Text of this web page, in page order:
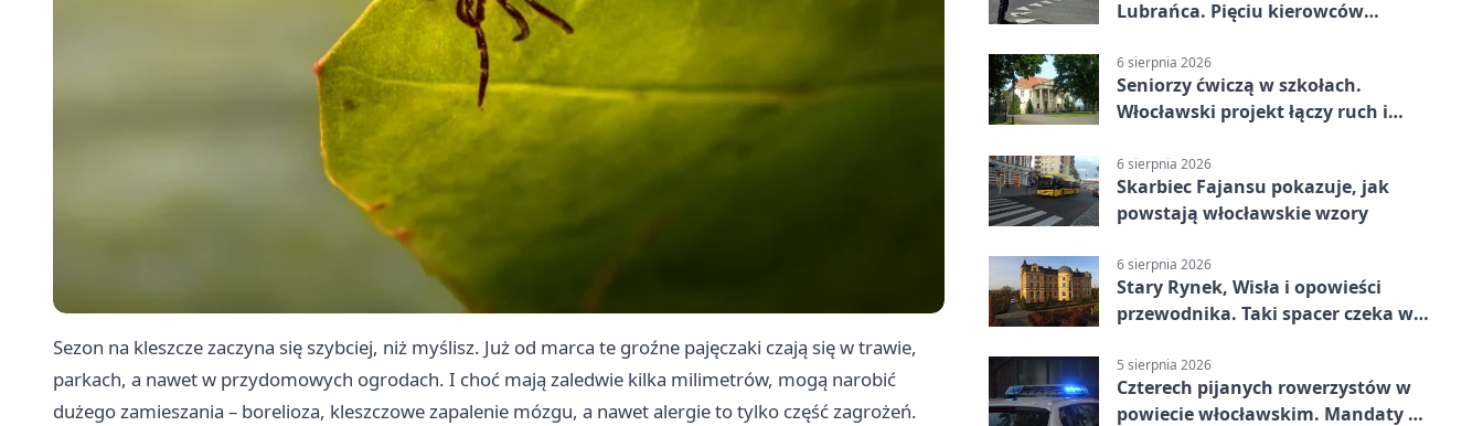
Sezon na kleszcze zaczyna się szybciej, niż myślisz. Już od marca te groźne pajęczaki czają się w trawie,
parkach, a nawet w przydomowych ogrodach. I choć mają zaledwie kilka milimetrów, mogą narobić
dużego zamieszania – borelioza, kleszczowe zapalenie mózgu, a nawet alergie to tylko część zagrożeń.
Lubrańca. Pięciu kierowców
6 sierpnia 2026
Seniorzy ćwiczą w szkołach.
Włocławski projekt łączy ruch i
6 sierpnia 2026
Skarbiec Fajansu pokazuje, jak
powstają włocławskie wzory
6 sierpnia 2026
Stary Rynek, Wisła i opowieści
przewodnika. Taki spacer czeka we
5 sierpnia 2026
Czterech pijanych rowerzystów w
powiecie włocławskim. Mandaty po